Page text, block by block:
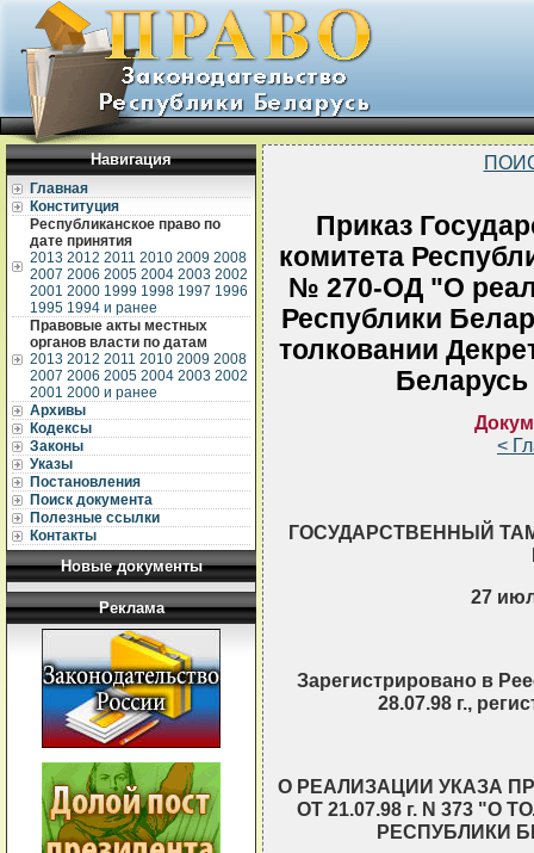
Навигация
Главная
Конституция
Республиканское право по
дате принятия
2013 2012 2011 2010 2009 2008
2007 2006 2005 2004 2003 2002
2001 2000 1999 1998 1997 1996
1995 1994 и ранее
Правовые акты местных
органов власти по датам
2013 2012 2011 2010 2009 2008
2007 2006 2005 2004 2003 2002
2001 2000 и ранее
Архивы
Кодексы
Законы
Указы
Постановления
Поиск документа
Полезные ссылки
Контакты
Новые документы
Реклама
Приказ
комитета
№ 270-ОД "О
Республики
толковании
Беларусь
<
ГОСУДАРСТВЕННЫЙ
27
Зарегистрировано в
28.07.98 г.,
О РЕАЛИЗАЦИИ УКАЗА
ОТ 21.07.98 г. N 373
РЕСПУБЛИКИ